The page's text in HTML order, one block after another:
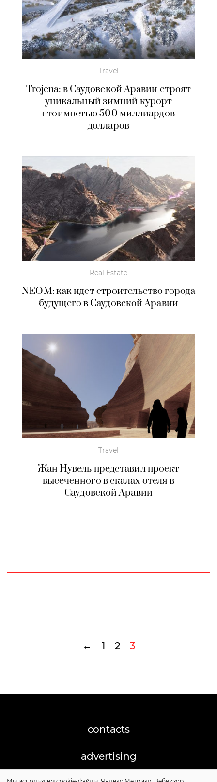
Travel
Trojena: в Саудовской Аравии строят
уникальный зимний курорт
стоимостью 500 миллиардов
долларов
Real Estate
NEOM: как идет строительство города
будущего в Саудовской Аравии
Travel
Жан Нувель представил проект
высеченного в скалах отеля в
Саудовской Аравии
← 1 2 3
contacts
advertising